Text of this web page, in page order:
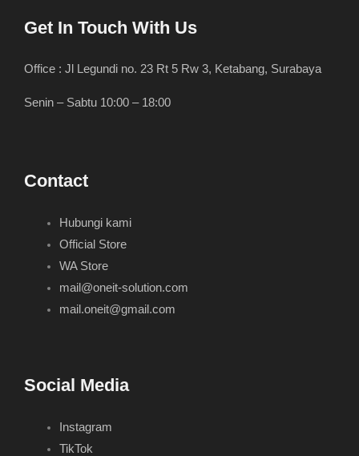
Get In Touch With Us
Office : Jl Legundi no. 23 Rt 5 Rw 3, Ketabang, Surabaya
Senin – Sabtu 10:00 – 18:00
Contact
Hubungi kami
Official Store
WA Store
mail@oneit-solution.com
mail.oneit@gmail.com
Social Media
Instagram
TikTok